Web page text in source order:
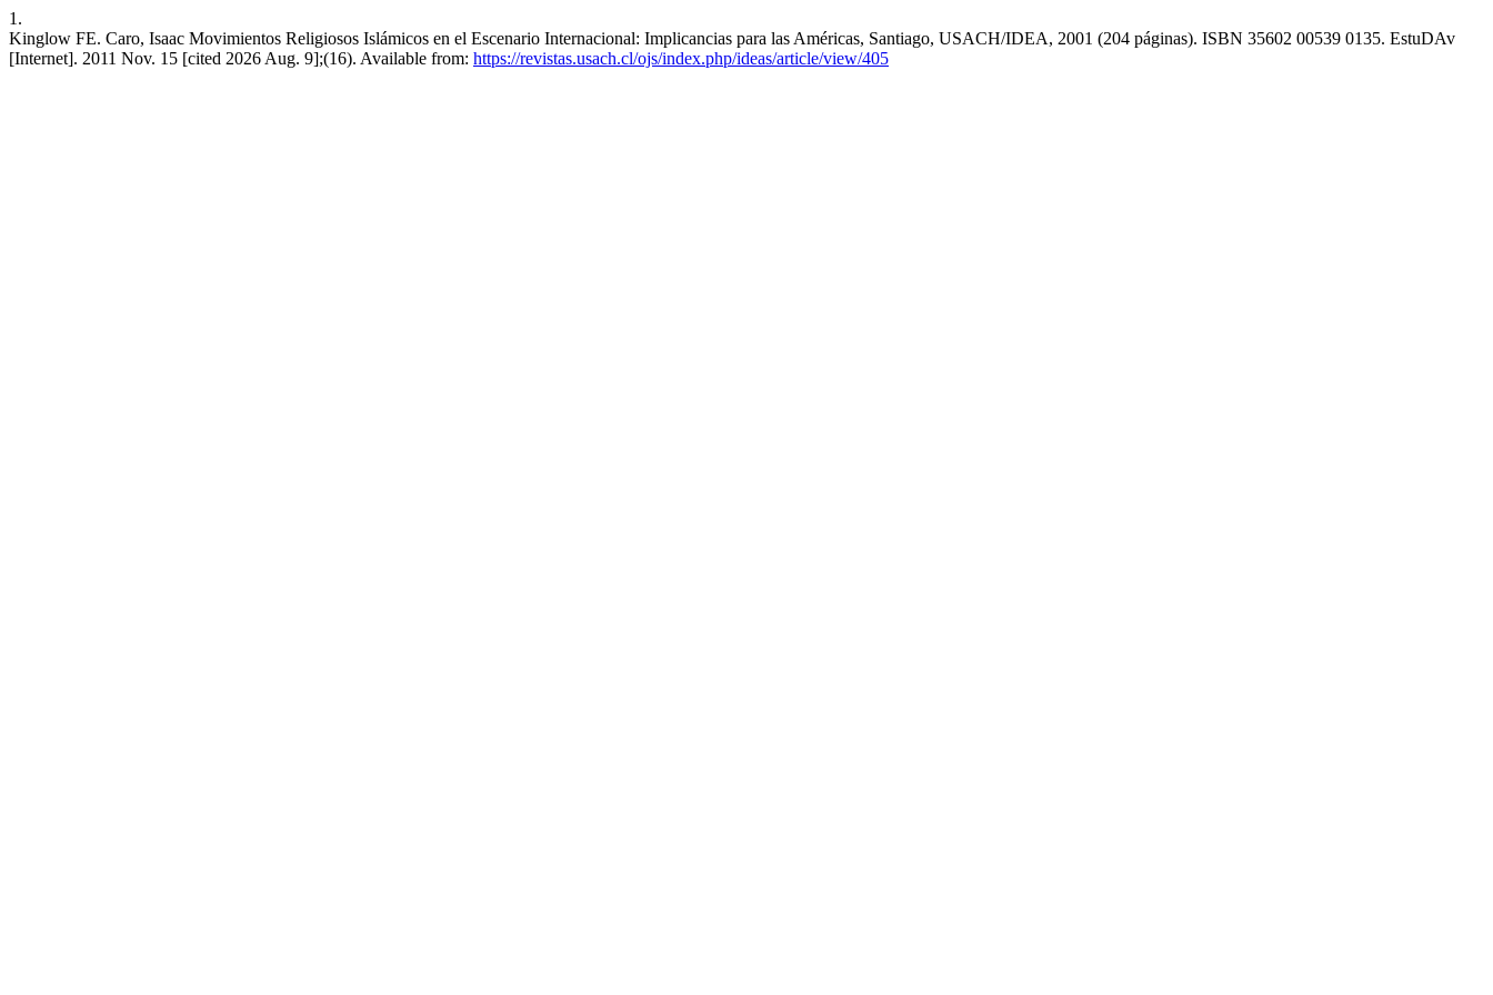
1.
Kinglow FE. Caro, Isaac Movimientos Religiosos Islámicos en el Escenario Internacional: Implicancias para las Américas, Santiago, USACH/IDEA, 2001 (204 páginas). ISBN 35602 00539 0135. EstuDAv
[Internet]. 2011 Nov. 15 [cited 2026 Aug. 9];(16). Available from: https://revistas.usach.cl/ojs/index.php/ideas/article/view/405